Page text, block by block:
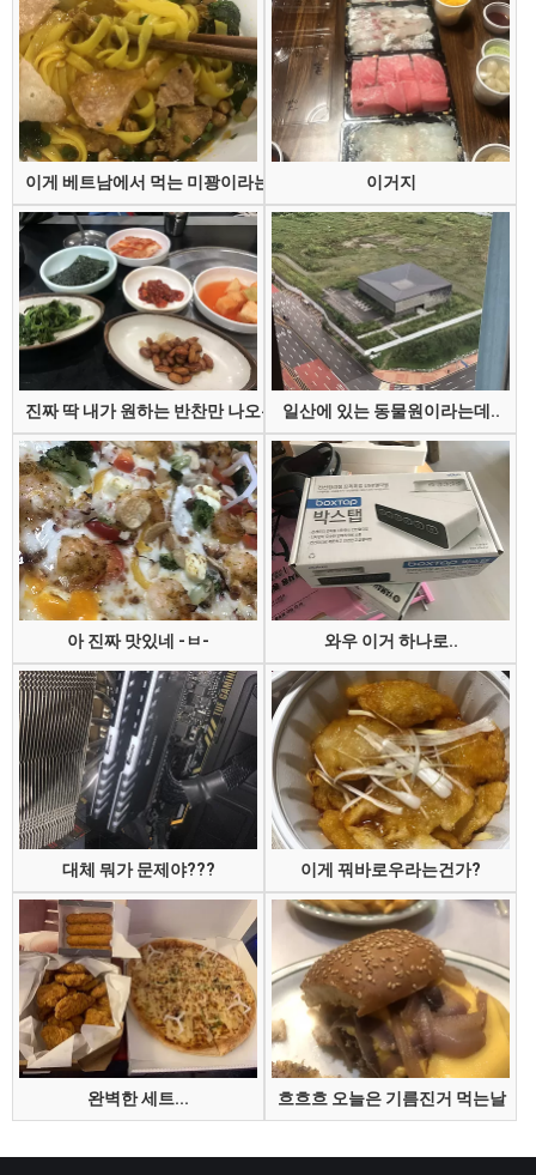
이게 베트남에서 먹는 미꽝이라는 건데 이거지
진짜 딱 내가 원하는 반찬만 나오는 집일산에 있는 동물원이라는데..
아 진짜 맛있네 -ㅂ- 와우 이거 하나로..
대체 뭐가 문제야??? 이게 꿔바로우라는건가?
완벽한 세트... 흐흐흐 오늘은 기름진거 먹는날